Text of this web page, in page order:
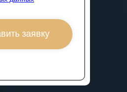
заявку